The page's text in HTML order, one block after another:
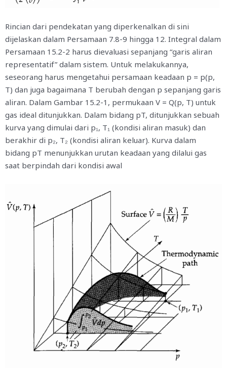
Rincian dari pendekatan yang diperkenalkan di sini
dijelaskan dalam Persamaan 7.8-9 hingga 12. Integral dalam
Persamaan 15.2-2 harus dievaluasi sepanjang “garis aliran
representatif” dalam sistem. Untuk melakukannya,
seseorang harus mengetahui persamaan keadaan p = p(p,
T) dan juga bagaimana T berubah dengan p sepanjang garis
aliran. Dalam Gambar 15.2-1, permukaan V = Q(p, T) untuk
gas ideal ditunjukkan. Dalam bidang pT, ditunjukkan sebuah
kurva yang dimulai dari p₁, T₁ (kondisi aliran masuk) dan
berakhir di p₂, T₂ (kondisi aliran keluar). Kurva dalam
bidang pT menunjukkan urutan keadaan yang dilalui gas
saat berpindah dari kondisi awal